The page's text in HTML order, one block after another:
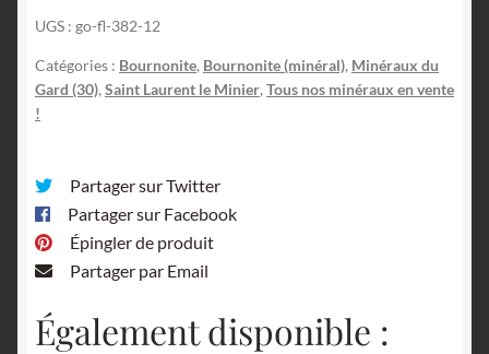
La
Sanguinède,
Gard.
UGS : go-fl-382-12
Catégories : Bournonite, Bournonite (minéral), Minéraux du
Gard (30), Saint Laurent le Minier, Tous nos minéraux en vente
!
Partager sur Twitter
Partager sur Facebook
Épingler de produit
Partager par Email
Également disponible :